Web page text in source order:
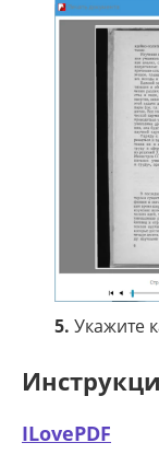
5. Укажите
ILovePDF